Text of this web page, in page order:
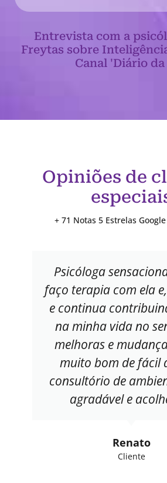
Entrevista com a
Freytas sobre
Canal 'Diário da
Opiniões de
+ 71 Notas 5 Estrelas Google
Psicóloga
faço terapia com ela
e continua
na minha vida no
melhoras e
muito bom de fácil
consultório de
agradável e
Renato
Cliente